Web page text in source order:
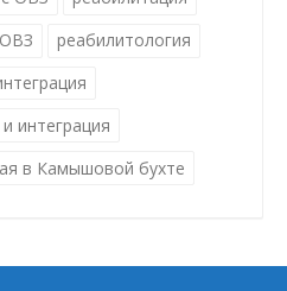
реабилитология
интеграция
в Камышовой бухте